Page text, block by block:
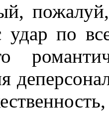
удар по